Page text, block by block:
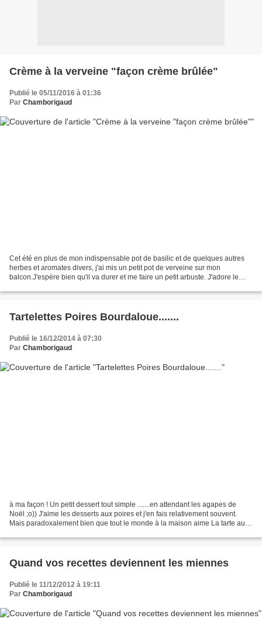
Crème à la verveine "façon crème brûlée"
Publié le 05/11/2016 à 01:36
Par Chamborigaud
Cet été en plus de mon indispensable pot de basilic et de quelques autres
herbes et aromates divers, j'ai mis un petit pot de verveine sur mon
balcon.J'espère bien qu'il va durer et me faire un petit arbuste. J'adore le
Tartelettes Poires Bourdaloue.......
Publié le 16/12/2014 à 07:30
Par Chamborigaud
à ma façon ! Un petit dessert tout simple .......en attendant les agapes de
Noël ;o)) J'aime les desserts aux poires et j'en fais relativement souvent.
Mais paradoxalement bien que tout le monde à la maison aime La tarte aux
Quand vos recettes deviennent les miennes
Publié le 11/12/2012 à 19:11
Par Chamborigaud